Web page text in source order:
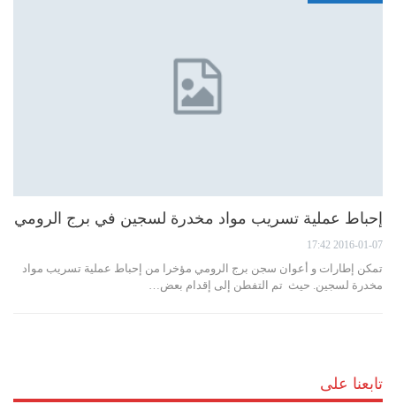
إحباط عملية تسريب مواد مخدرة لسجين في برج الرومي
2016-01-07 17:42
تمكن إطارات و أعوان سجن برج الرومي مؤخرا من إحباط عملية تسريب مواد
مخدرة لسجين. حيث تم التفطن إلى إقدام بعض…
تابعنا على